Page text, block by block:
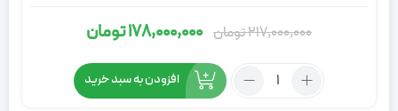
217,000,000تومان
قیمت
اصلی:
217,000,000
178,000,000تومان
قیمت
فعلی:
178,000,000
تعداد:
افزودن به سبد خرید